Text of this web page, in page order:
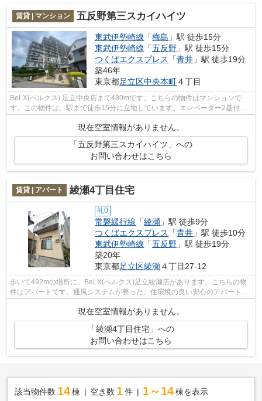
賃貸 | マンション 五反野第三スカイハイツ
東武伊勢崎線 「梅島 」駅 徒歩15分
東武伊勢崎線 「五反野 」駅 徒歩15分
つくばエクスプレス
「青井 」駅 徒歩19分
築46年
東京都足立区中央本町４丁目
BeLX(ベルクス) 足立中央店まで480mです。こちらの物件はマンションで
す。この物件は、駅まで徒歩15分に立地しています。エレベーター2基付き
のマンションです。足立区エリアと東武伊...
現在空室情報がありません。
「五反野第三スカイハイツ」への
お問い合わせはこちら
賃貸 | アパート 綾瀬4丁目住宅
礼0
常磐緩行線 「綾瀬 」駅 徒歩9分
つくばエクスプレス
「青井 」駅 徒歩10分
東武伊勢崎線 「五反野 」駅 徒歩19分
築20年
東京都足立区綾瀬４丁目27-12
歩いて492mの場所に、BeLX(ベルクス)足立綾瀬店があります。こちらの物
件はアパートです。通風システムが整った、住環境の良い安心のアパートで
現在空室情報がありません。
「綾瀬4丁目住宅」への
お問い合わせはこちら
該当物件数 14棟 空き数 1 件 1～14 棟を表示